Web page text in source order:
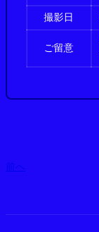
撮影日
ご留意
前へ